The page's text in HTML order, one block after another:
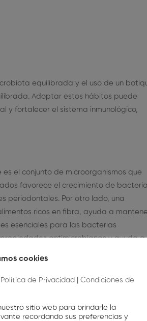
equilibrada y el uso de un
Adoptar estos hábitos puede
y fortalecer el sistema inmunológico,
el conjunto de microorganismos que
favorece el crecimiento de
periodontales. Por otro lado, una
ricos en fibra, ayuda a
esenciales para las bacterias
antimicrobianas y ayuda a
alcalinos, a identificar que
su microbiota oral, así como a
óptimo.
cookies
Política de Privacidad
Condiciones de
sitio web para brindarle la
recordando sus preferencias y